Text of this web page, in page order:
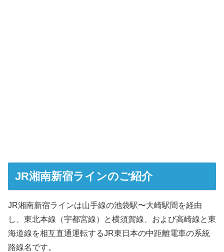
JR湘南新宿ラインのご紹介
JR湘南新宿ラインは山手線の池袋駅〜大崎駅間を経由
し、東北本線（宇都宮線）と横須賀線、および高崎線と東
海道線を相互直通運転するJR東日本の中距離電車の系統
路線名です。